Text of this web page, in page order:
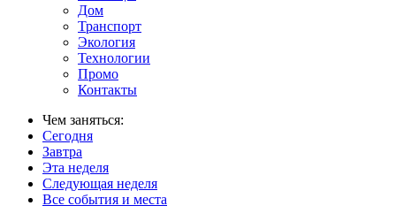
Дом
Транспорт
Экология
Технологии
Промо
Контакты
Чем заняться:
Сегодня
Завтра
Эта неделя
Следующая неделя
Все события и места